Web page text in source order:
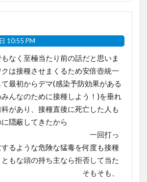
10:55 PM
なく至極当たり前の話だと思いま
は接種させまくるため安倍壺統一
最初からデマ(感染予防効果がある
んなのために接種しよう！)を垂れ
があり、接種直後に死亡した人も
隠蔽してきたから
一回打っ
るような危険な猛毒を何度も接種
もな頭の持ち主なら拒否して当た
な。 そもそも、